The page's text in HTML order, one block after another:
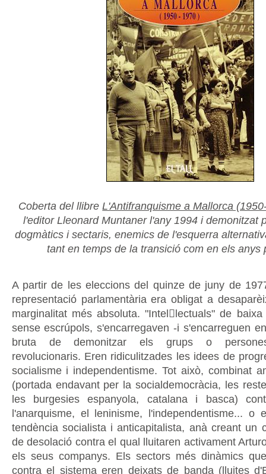
Coberta del llibreL'Antifranquisme a Mallorca
l'editor Lleonard Muntaner l'any 1994 i demonitzat
dogmàtics i sectaris, enemics de l'esquerra
tant en temps de la transició com en els anys
A partir de les eleccions del quinze de juny de
representació parlamentària era obligat a
marginalitat més absoluta. "Intellectuals" de
sense escrúpols, s'encarregaven -i s'encarreguen
bruta de demonitzar els grups o persones
revolucionaris. Eren ridiculitzades les idees de
socialisme i independentisme. Tot això, combinat
(portada endavant per la socialdemocràcia, les
les burgesies espanyola, catalana i basca)
l'anarquisme, el leninisme, l'independentisme... o
tendència socialista i anticapitalista, anà creant un
de desolació contra el qual lluitaren activament
els seus companys. Els sectors més dinàmics
contra el sistema eren deixats de banda (lluites